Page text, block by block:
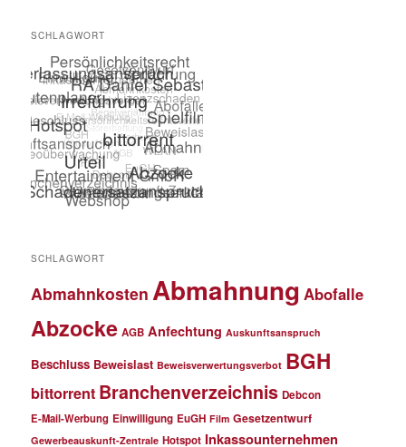
SCHLAGWORT
SCHLAGWORT
Abmahnkosten Abmahnung Abofalle
Abzocke AGB Anfechtung Auskunftsanspruch
Beschluss Beweislast Beweisverwertungsverbot BGH
bittorrent Branchenverzeichnis Debcon
E-Mail-Werbung Einwilligung EuGH Film Gesetzentwurf
Gewerbeauskunft-Zentrale Hotspot Inkassounternehmen